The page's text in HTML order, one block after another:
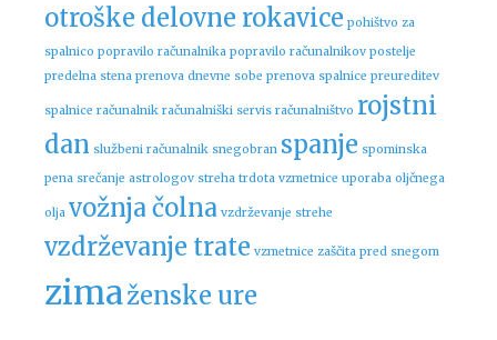
otroške delovne rokavice pohištvo za
spalnico popravilo računalnika popravilo računalnikov postelje
predelna stena prenova dnevne sobe prenova spalnice preureditev
spalnice računalnik računalniški servis računalništvo rojstni
dan službeni računalnik snegobran spanje spominska
pena srečanje astrologov streha trdota vzmetnice uporaba oljčnega
olja vožnja čolna vzdrževanje strehe
vzdrževanje trate vzmetnice zaščita pred snegom
zimaženske ure